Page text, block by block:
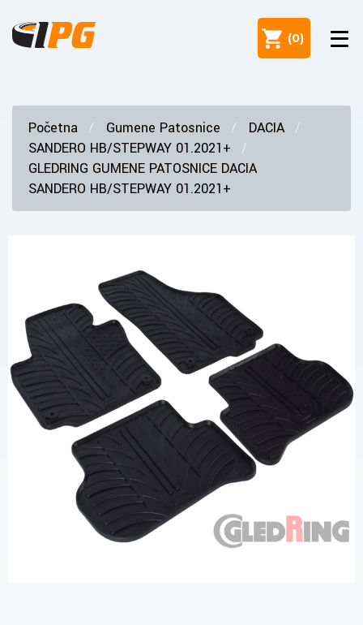
(0)
Početna Gumene Patosnice
DACIA
SANDERO HB/STEPWAY 01.2021+
GLEDRING GUMENE PATOSNICE DACIA
SANDERO HB/STEPWAY 01.2021+